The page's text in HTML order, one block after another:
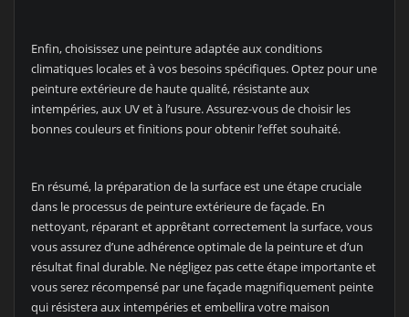
Enfin, choisissez une peinture adaptée aux conditions
climatiques locales et à vos besoins spécifiques. Optez pour une
peinture extérieure de haute qualité, résistante aux
intempéries, aux UV et à l’usure. Assurez-vous de choisir les
bonnes couleurs et finitions pour obtenir l’effet souhaité.
En résumé, la préparation de la surface est une étape cruciale
dans le processus de peinture extérieure de façade. En
nettoyant, réparant et apprêtant correctement la surface, vous
vous assurez d’une adhérence optimale de la peinture et d’un
résultat final durable. Ne négligez pas cette étape importante et
vous serez récompensé par une façade magnifiquement peinte
qui résistera aux intempéries et embellira votre maison